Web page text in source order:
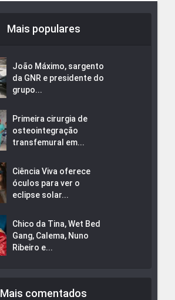
Mais populares
João Máximo, sargento
da GNR e presidente do
grupo...
Primeira cirurgia de
osteointegração
transfemural em...
Ciência Viva oferece
óculos para ver o
eclipse solar...
Chico da Tina, Wet Bed
Gang, Calema, Nuno
Ribeiro e...
Mais comentados